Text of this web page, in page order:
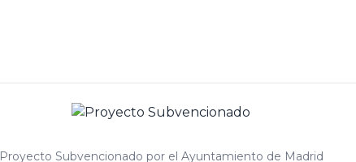
Proyecto Subvencionado por el Ayuntamiento de Madrid